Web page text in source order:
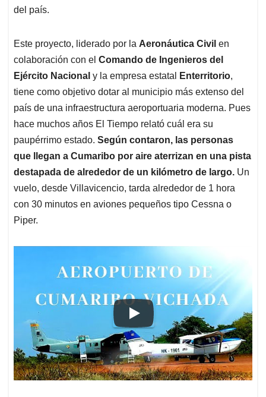
del país.
Este proyecto, liderado por la Aeronáutica Civil en
colaboración con el Comando de Ingenieros del
Ejército Nacional y la empresa estatal Enterritorio,
tiene como objetivo dotar al municipio más extenso del
país de una infraestructura aeroportuaria moderna. Pues
hace muchos años El Tiempo relató cuál era su
paupérrimo estado. Según contaron, las personas
que llegan a Cumaribo por aire aterrizan en una pista
destapada de alrededor de un kilómetro de largo. Un
vuelo, desde Villavicencio, tarda alrededor de 1 hora
con 30 minutos en aviones pequeños tipo Cessna o
Piper.